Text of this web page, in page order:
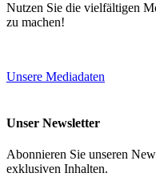
Nutzen Sie die vielfältigen
zu machen!
Unsere Mediadaten
Unser Newsletter
Abonnieren Sie unseren
exklusiven Inhalten.